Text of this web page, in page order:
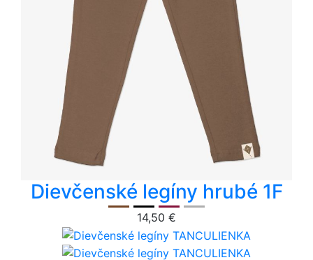
Dievčenské legíny hrubé 1F
14,50 €